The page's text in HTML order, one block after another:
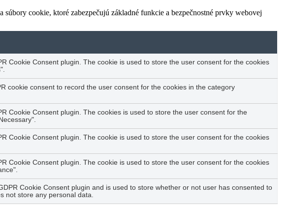
cookie, ktoré zabezpečujú základné funkcie a bezpečnostné prvky webovej
Cookie Consent plugin. The cookie is used to store the user consent for the cookies
cookie consent to record the user consent for the cookies in the category
Cookie Consent plugin. The cookies is used to store the user consent for the
Cookie Consent plugin. The cookie is used to store the user consent for the cookies
Cookie Consent plugin. The cookie is used to store the user consent for the cookies
Cookie Consent plugin and is used to store whether or not user has consented to
not store any personal data.